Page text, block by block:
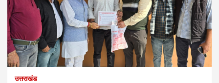
उत्तराखंड